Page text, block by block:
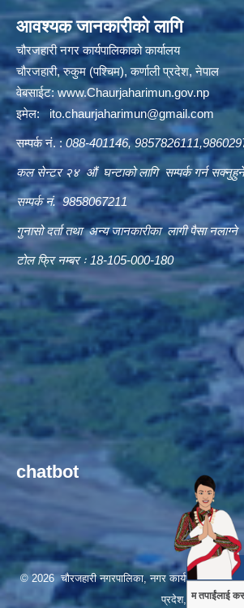
आवश्यक जानकारीको लागि
चौरजहारी नगर कार्यपालिकाको कार्यालय
चौरजहारी, रुकुम (पश्चिम), कर्णाली प्रदेश, नेपाल
वेबसाईट:www.Chaurjaharimun.gov.np
इमेल: ito.chaurjaharimun@gmail.com
सम्पर्क नं. :088-401146,
कल सेन्टर २४ औं घन्टाको लागि सम्पर्क गर्न
सम्पर्क नं. 9858067211
गुनासो दर्ता तथा अन्य जानकारीका लागी पैसा नलाग्ने
टोल फ्रि नम्बर ः 18-105-000-180
chatbot
© 2026 चौरजहारी नगरपालिका, नगर कार्यपालिकाको
प्रदेश, नेपालम तपाईंलाई